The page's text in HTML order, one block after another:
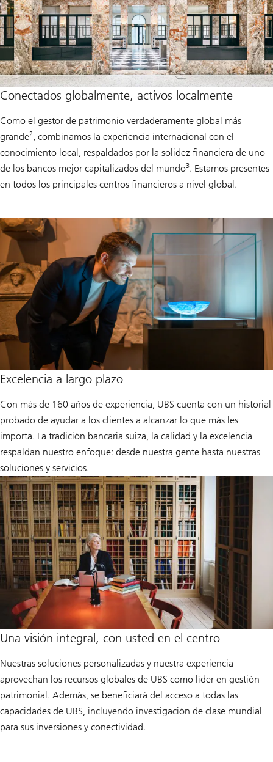
Conectados globalmente, activos localmente
Como el gestor de patrimonio verdaderamente global más
grande2
, combinamos la experiencia internacional con el
conocimiento local, respaldados por la solidez financiera de uno
de los bancos mejor capitalizados del mundo3. Estamos presentes
en todos los principales centros financieros a nivel global.
Excelencia a largo plazo
Con más de 160 años de experiencia, UBS cuenta con un historial
probado de ayudar a los clientes a alcanzar lo que más les
importa. La tradición bancaria suiza, la calidad y la excelencia
respaldan nuestro enfoque: desde nuestra gente hasta nuestras
soluciones y servicios.
Una visión integral, con usted en el centro
Nuestras soluciones personalizadas y nuestra experiencia
aprovechan los recursos globales de UBS como líder en gestión
patrimonial. Además, se beneficiará del acceso a todas las
capacidades de UBS, incluyendo investigación de clase mundial
para sus inversiones y conectividad.